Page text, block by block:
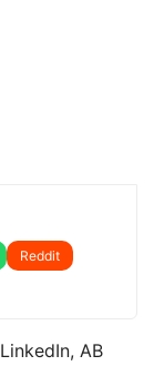
Reddit
AB